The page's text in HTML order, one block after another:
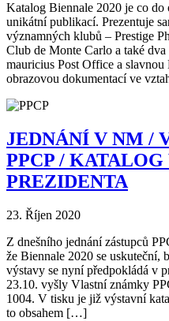
Katalog Biennale 2020 je co do
unikátní publikací. Prezentuje
významných klubů – Prestige
Club de Monte Carlo a také
mauricius Post Office a
obrazovou dokumentací ve
JEDNÁNÍ V NM /
PPCP /
PREZIDENTA
23. Říjen 2020
Z dnešního jednání zástupců
že Biennale 2020 se uskuteční,
výstavy se nyní předpokládá v
23.10. vyšly Vlastní známky
1004. V tisku je již výstavní
to obsahem […]